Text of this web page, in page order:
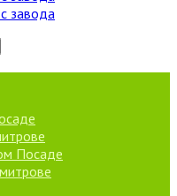
завода
Посаде